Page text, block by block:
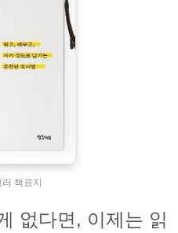
책표지
없다면, 이제는 읽